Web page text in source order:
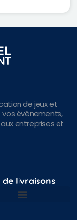
de jeux et
événements,
entreprises et
de livraisons